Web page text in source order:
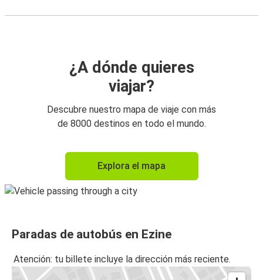
¿A dónde quieres
viajar?
Descubre nuestro mapa de viaje con más
de 8000 destinos en todo el mundo.
Explora el mapa
Paradas de autobús en Ezine
Atención: tu billete incluye la dirección más reciente.